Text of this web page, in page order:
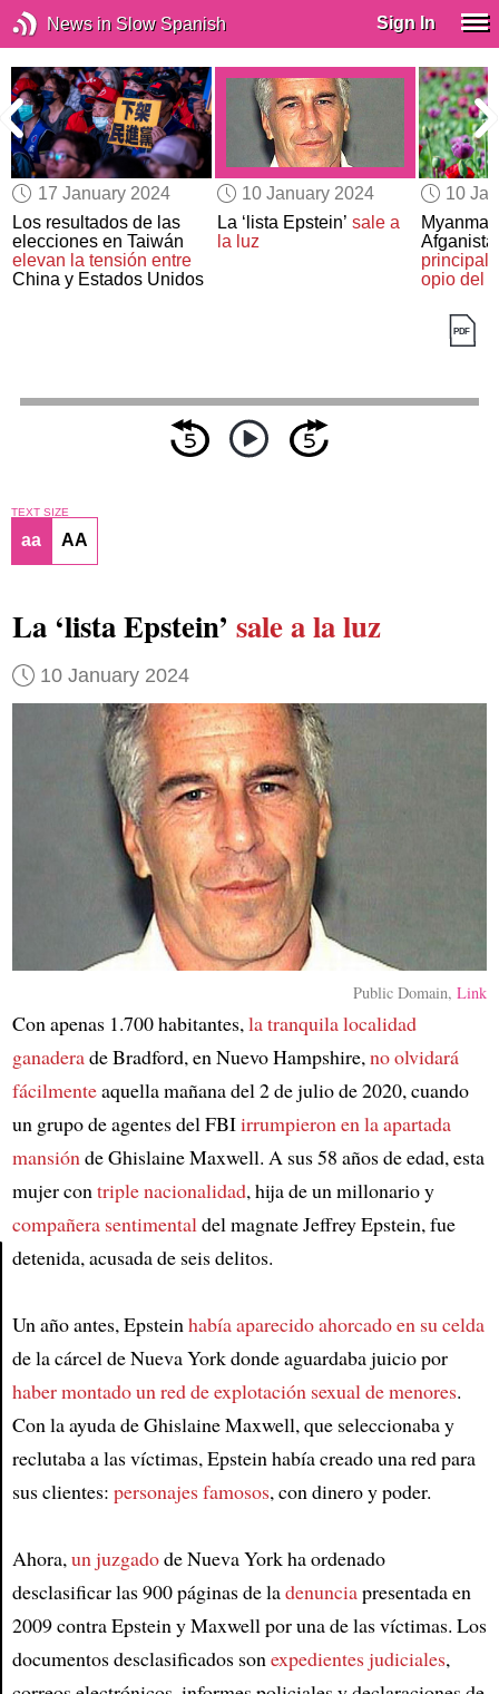
News in Slow Spanish Sign In
17 January 2024
Los resultados de las
elecciones en Taiwán
elevan la tensión entre
China y Estados Unidos
10 January 2024
La ‘lista Epstein’ sale a
la luz
10
principal
opio del
TEXT SIZE
aa AA
La ‘lista Epstein’ sale a la luz
10 January 2024
Public Domain,Link
Con apenas 1.700 habitantes,la tranquila localidad
ganaderade Bradford, en Nuevo Hampshire,no olvidará
fácilmenteaquella mañana del 2 de julio de 2020, cuando
un grupo de agentes del FBIirrumpieron en la apartada
mansiónde Ghislaine Maxwell. A sus 58 años de edad, esta
mujer contriple nacionalidad, hija de un millonario y
compañera sentimentaldel magnate Jeffrey Epstein, fue
detenida, acusada de seis delitos.
Un año antes, Epsteinhabía aparecido ahorcado en su celda
de la cárcel de Nueva York donde aguardaba juicio por
haber montado un red de explotación sexual de menores.
Con la ayuda de Ghislaine Maxwell, que seleccionaba y
reclutaba a las víctimas, Epstein había creado una red para
sus clientes: personajes famosos, con dinero y poder.
Ahora,un juzgadode Nueva York ha ordenado
desclasificar las 900 páginas de ladenunciapresentada en
2009 contra Epstein y Maxwell por una de las víctimas. Los
documentos desclasificados sonexpedientes judiciales,